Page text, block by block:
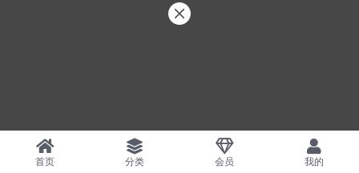
首页 分类 会员 我的